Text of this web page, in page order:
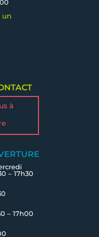
un
à
– 17h30
– 17h00